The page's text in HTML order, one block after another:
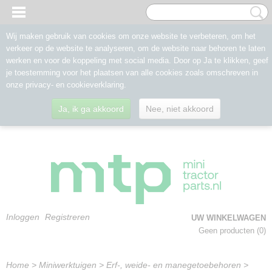
Inloggen Registreren
UW WINKELWAGEN
Geen producten (0)
Home > Miniwerktuigen > Erf-, weide- en manegetoebehoren >
Wij maken gebruik van cookies om onze website te verbeteren, om het
verkeer op de website te analyseren, om de website naar behoren te laten
werken en voor de koppeling met social media. Door op Ja te klikken, geef
je toestemming voor het plaatsen van alle cookies zoals omschreven in
onze privacy- en cookieverklaring.
Ja, ik ga akkoord Nee, niet akkoord